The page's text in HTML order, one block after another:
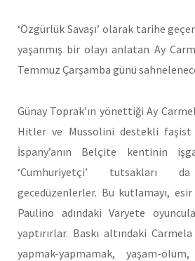
‘Özgürlük Savaşı’ olarak tarihe
yaşanmış bir olayı anlatan Ay
Temmuz Çarşamba günü
Günay Toprak’ın yönettiği Ay
Hitler ve Mussolini destekli
İspany’anın Belçite kentinin
‘Cumhuriyetçi’ tutsakları
gecedüzenlerler. Bu kutlamayı,
Paulino adındaki Varyete
yaptırırlar. Baskı altındaki
yapmak-yapmamak, yaşam-